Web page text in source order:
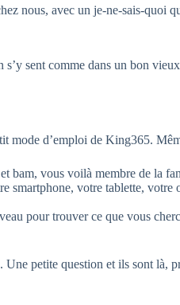
nous, avec un je-ne-sais-quoi
sent comme dans un bon
mode d’emploi de King365.
bam, vous voilà membre de la
votre tablette,
pour trouver ce que vous
petite question et ils sont là,